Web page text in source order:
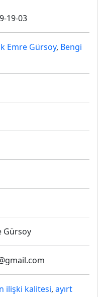
19-03
Emre Gürsoy, Bengi
Gürsoy
ilişki kalitesi, ayırt